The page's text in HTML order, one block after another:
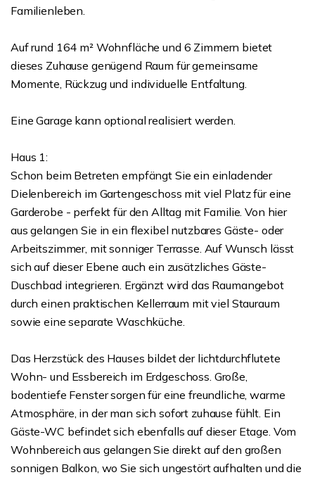
Familienleben.
Auf rund 164 m² Wohnfläche und 6 Zimmern bietet
dieses Zuhause genügend Raum für gemeinsame
Momente, Rückzug und individuelle Entfaltung.
Eine Garage kann optional realisiert werden.
Haus 1:
Schon beim Betreten empfängt Sie ein einladender
Dielenbereich im Gartengeschoss mit viel Platz für eine
Garderobe - perfekt für den Alltag mit Familie. Von hier
aus gelangen Sie in ein flexibel nutzbares Gäste- oder
Arbeitszimmer, mit sonniger Terrasse. Auf Wunsch lässt
sich auf dieser Ebene auch ein zusätzliches Gäste-
Duschbad integrieren. Ergänzt wird das Raumangebot
durch einen praktischen Kellerraum mit viel Stauraum
sowie eine separate Waschküche.
Das Herzstück des Hauses bildet der lichtdurchflutete
Wohn- und Essbereich im Erdgeschoss. Große,
bodentiefe Fenster sorgen für eine freundliche, warme
Atmosphäre, in der man sich sofort zuhause fühlt. Ein
Gäste-WC befindet sich ebenfalls auf dieser Etage. Vom
Wohnbereich aus gelangen Sie direkt auf den großen
sonnigen Balkon, wo Sie sich ungestört aufhalten und die